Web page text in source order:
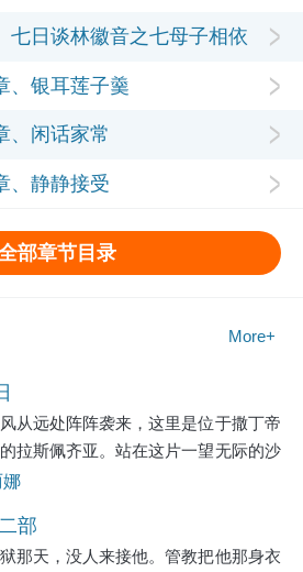
七日谈林徽音之七母子相依
、银耳莲子羹
、闲话家常
、静静接受
部章节目录
More+
从远处阵阵袭来，这里是位于撒丁帝
拉斯佩齐亚。站在这片一望无际的沙
到的不仅是灼眼的阳光，还有扑面而
一次都让新的沙粒覆盖其上，随后又
娜
部
那天，没人来接他。管教把他那身衣